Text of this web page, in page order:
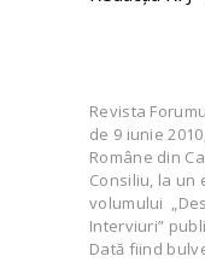
Revista
de 9 iunie
Române din
Consiliu, la un
volumului
Interviuri”
Dată fiind